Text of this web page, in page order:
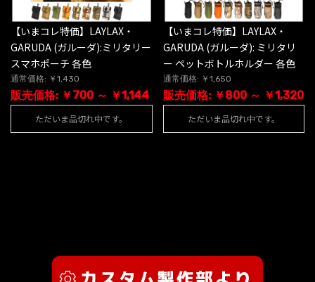
【いまコレ特価】LAYLAX・
GARUDA (ガルーダ):ミリタリー
スマホポーチ 各色
通常価格: ￥1,430
販売価格: ￥700 ～ ￥1,144
ただいま品切れ中です。
【いまコレ特価】LAYLAX・
GARUDA (ガルーダ): ミリタリ
ー ペットボトルホルダー 各色
通常価格: ￥1,650
販売価格: ￥800 ～ ￥1,320
ただいま品切れ中です。